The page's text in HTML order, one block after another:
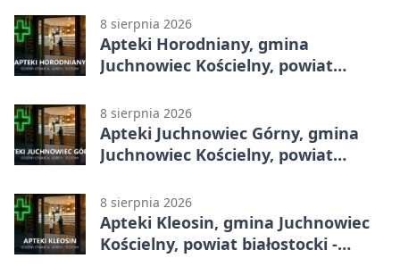
8 sierpnia 2026
Apteki Horodniany, gmina
Juchnowiec Kościelny, powiat
godziny otwarcia
8 sierpnia 2026
Apteki Juchnowiec Górny, gmina
Juchnowiec Kościelny, powiat
godziny otwarcia
8 sierpnia 2026
Apteki Kleosin, gmina Juchnowiec
Kościelny, powiat białostocki -